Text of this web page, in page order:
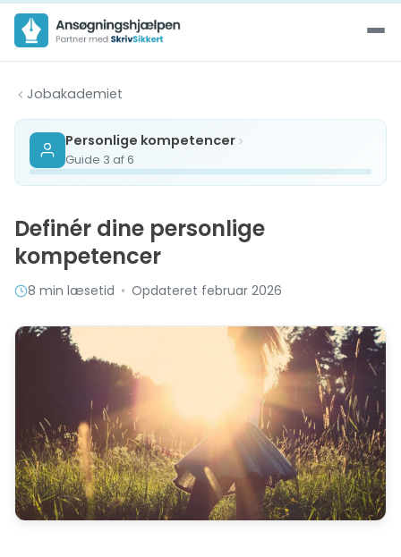
Spring til indhold
Jobakademiet
Personlige kompetencer
Guide 3 af 6
Definér dine personlige
kompetencer
8 min læsetid • Opdateret februar 2026